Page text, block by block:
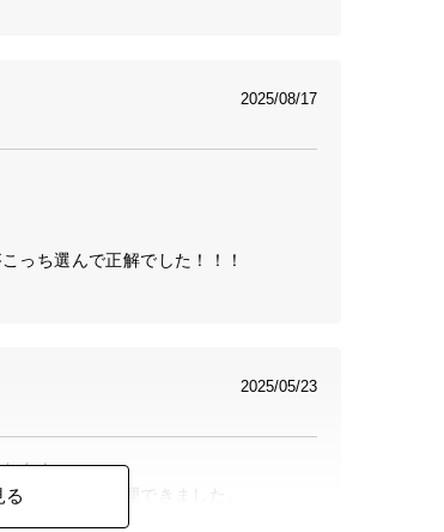
約37㎝
輸入品とは一線を画す、美しく精
2025/08/17
っち選んで正解でした！！！
2025/05/23
ん！
もスッキリ整理できました。
。
る